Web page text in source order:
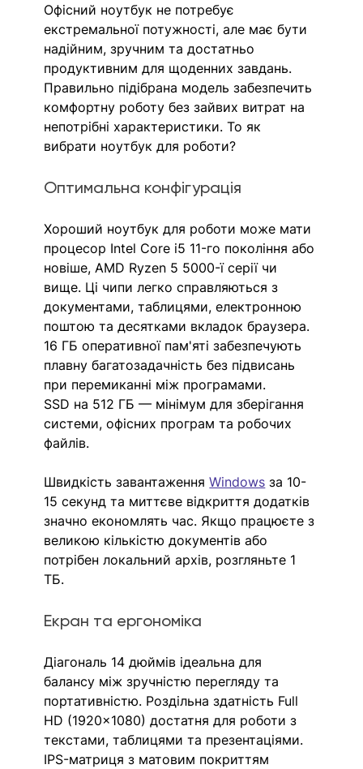
Офісний ноутбук не потребує
екстремальної потужності, але має бути
надійним, зручним та достатньо
продуктивним для щоденних завдань.
Правильно підібрана модель забезпечить
комфортну роботу без зайвих витрат на
непотрібні характеристики. То як
вибрати ноутбук для роботи?
Оптимальна конфігурація
Хороший ноутбук для роботи може мати
процесор Intel Core i5 11-го покоління або
новіше, AMD Ryzen 5 5000-ї серії чи
вище. Ці чипи легко справляються з
документами, таблицями, електронною
поштою та десятками вкладок браузера.
16 ГБ оперативної пам'яті забезпечують
плавну багатозадачність без підвисань
при перемиканні між програмами.
SSD на 512 ГБ — мінімум для зберігання
системи, офісних програм та робочих
файлів.
Швидкість завантаження Windows за 10-
15 секунд та миттєве відкриття додатків
значно економлять час. Якщо працюєте з
великою кількістю документів або
потрібен локальний архів, розгляньте 1
ТБ.
Екран та ергономіка
Діагональ 14 дюймів ідеальна для
балансу між зручністю перегляду та
портативністю. Роздільна здатність Full
HD (1920×1080) достатня для роботи з
текстами, таблицями та презентаціями.
IPS-матриця з матовим покриттям